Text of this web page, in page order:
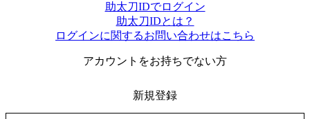
助太刀IDでログイン
助太刀IDとは？
ログインに関するお問い合わせはこちら
アカウントをお持ちでない方
新規登録